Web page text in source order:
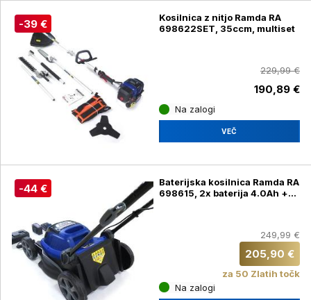
-39 €
Kosilnica z nitjo Ramda RA
698622SET, 35ccm, multiset
229,99 €
190,89 €
Na zalogi
VEČ
-44 €
Baterijska kosilnica Ramda RA
698615, 2x baterija 4.0Ah +
249,99 €
205,90 €
za 50 Zlatih točk
Na zalogi